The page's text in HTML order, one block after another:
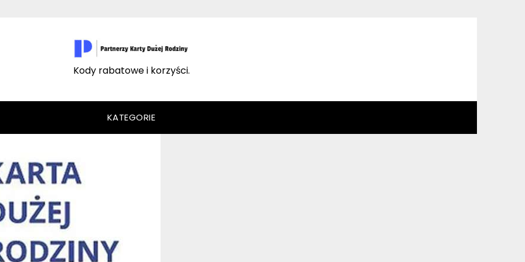
Kody rabatowe i korzyści.
KATEGORIE